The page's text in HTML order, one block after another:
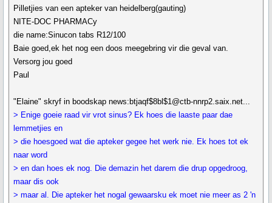
Pilletjies van een apteker van heidelberg(gauting)
NITE-DOC PHARMACy
die name:Sinucon tabs R12/100
Baie goed,ek het nog een doos meegebring vir die geval van.
Versorg jou goed
Paul
"Elaine" skryf in boodskap news:btjaqf$8bl$1@ctb-nnrp2.saix.net...
> Enige goeie raad vir vrot sinus? Ek hoes die laaste paar dae
lemmetjies en
> die hoesgoed wat die apteker gegee het werk nie. Ek hoes tot ek
naar word
> en dan hoes ek nog. Die demazin het darem die drup opgedroog,
maar dis ook
> maar al. Die apteker het nogal gewaarsku ek moet nie meer as 2 'n